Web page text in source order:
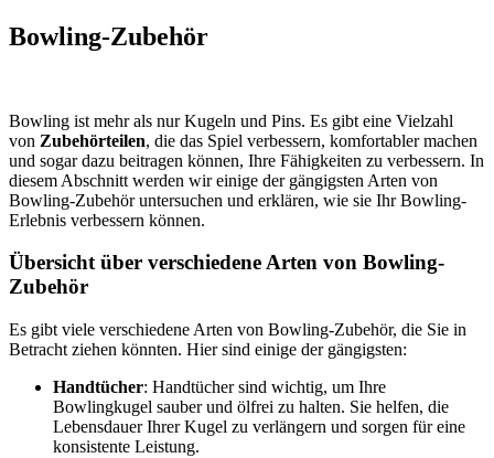
Bowling-Zubehör
Bowling ist mehr als nur Kugeln und Pins. Es gibt eine Vielzahl
von Zubehörteilen, die das Spiel verbessern, komfortabler machen
und sogar dazu beitragen können, Ihre Fähigkeiten zu verbessern. In
diesem Abschnitt werden wir einige der gängigsten Arten von
Bowling-Zubehör untersuchen und erklären, wie sie Ihr Bowling-
Erlebnis verbessern können.
Übersicht über verschiedene Arten von Bowling-
Zubehör
Es gibt viele verschiedene Arten von Bowling-Zubehör, die Sie in
Betracht ziehen könnten. Hier sind einige der gängigsten:
Handtücher: Handtücher sind wichtig, um Ihre
Bowlingkugel sauber und ölfrei zu halten. Sie helfen, die
Lebensdauer Ihrer Kugel zu verlängern und sorgen für eine
konsistente Leistung.